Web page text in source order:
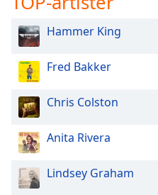
window.
cancel
and
close
window.
Text
Hammer King
Fred Bakker
Chris Colston
Anita Rivera
Lindsey Graham